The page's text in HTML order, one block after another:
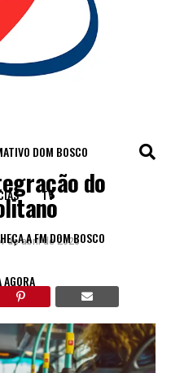
DOM BOSCO
TV
A FM DOM BOSCO
do
de abril de 2026